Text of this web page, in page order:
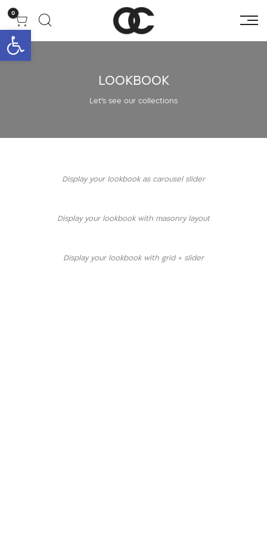
פתח
0
LOOKBOOK
Let's see our collections
Display your lookbook as carousel slider
Display your lookbook with masonry layout
Display your lookbook with grid + slider